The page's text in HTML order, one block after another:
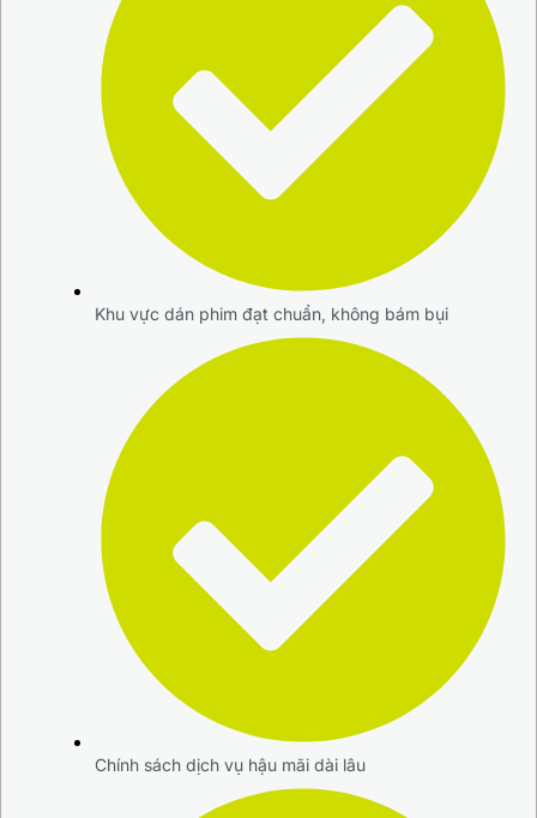
Khu vực dán phim đạt chuẩn, không bám bụi
Chính sách dịch vụ hậu mãi dài lâu